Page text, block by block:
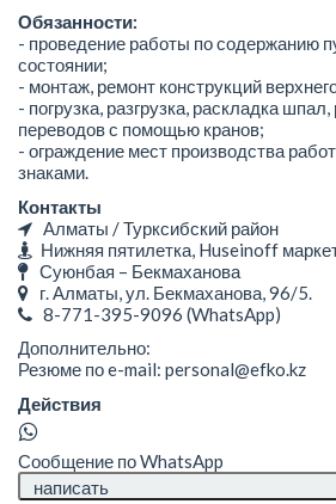
Обязанности:
- проведение работы по содержанию
состоянии;
- монтаж, ремонт конструкций
- погрузка, разгрузка, раскладка
переводов с помощью кранов;
- ограждение мест производства
знаками.
Контакты
Алматы / Турксибский район
Нижняя пятилетка, Huseinoff
Суюнбая – Бекмаханова
г. Алматы, ул. Бекмаханова, 96/5.
8-771-395-9096 (WhatsApp)
Дополнительно:
Резюме по e-mail: personal@efko.kz
Действия
Сообщение по WhatsApp
написать